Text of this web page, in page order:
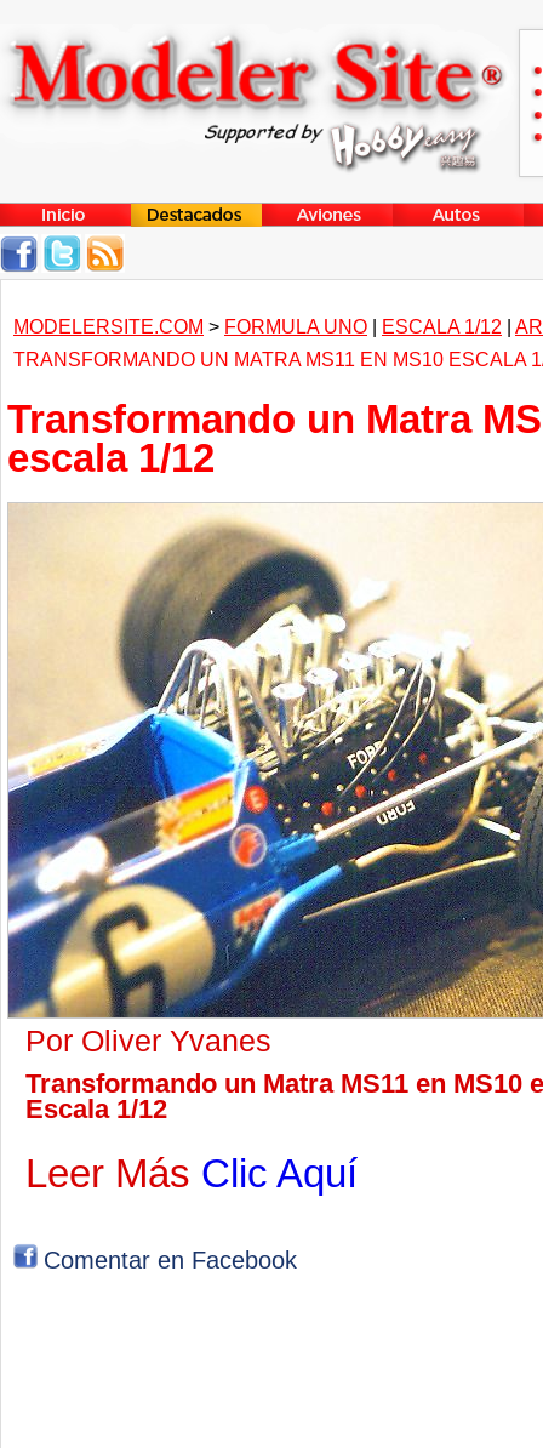
MODELERSITE.COM > FORMULA UNO | ESCALA 1/12 |
TRANSFORMANDO UN MATRA MS11 EN MS10 ESCALA
Transformando un Matra
escala 1/12
Por Oliver Yvanes
Transformando un Matra MS11 en MS10
Escala 1/12
Leer Más Clic Aquí
Comentar en Facebook